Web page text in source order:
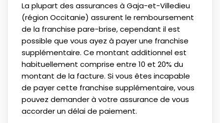
La plupart des assurances à Gaja-et-Villedieu
(région Occitanie) assurent le remboursement
de la franchise pare-brise, cependant il est
possible que vous ayez à payer une franchise
supplémentaire. Ce montant additionnel est
habituellement comprise entre 10 et 20% du
montant de la facture. Si vous êtes incapable
de payer cette franchise supplémentaire, vous
pouvez demander à votre assurance de vous
accorder un délai de paiement.